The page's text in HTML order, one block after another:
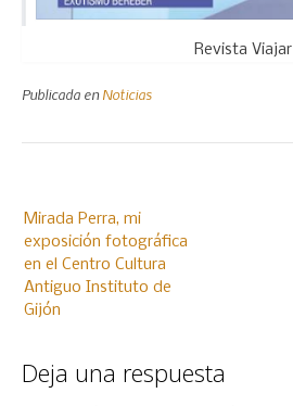
Revista Viajar
Publicada en Noticias
de
entradas
Mirada Perra, mi
exposición fotográfica
en el Centro Cultura
Antiguo Instituto de
Gijón
Deja una respuesta